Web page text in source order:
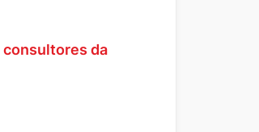
consultores da